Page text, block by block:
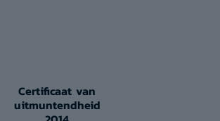
Certificaat van
uitmuntendheid